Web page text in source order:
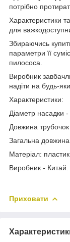
потрібно
Характеристики
для
Збираючись
параметри її
пилососа.
Виробник
надіти на будь-
Характеристики:
Діаметр насадки
Довжина
Загальна
Матеріал: пластик
Виробник - Китай.
Приховати